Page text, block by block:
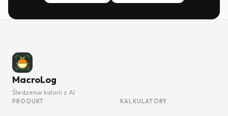
MacroLog
Śledzenie kalorii z AI
PRODUKT KALKULATORY